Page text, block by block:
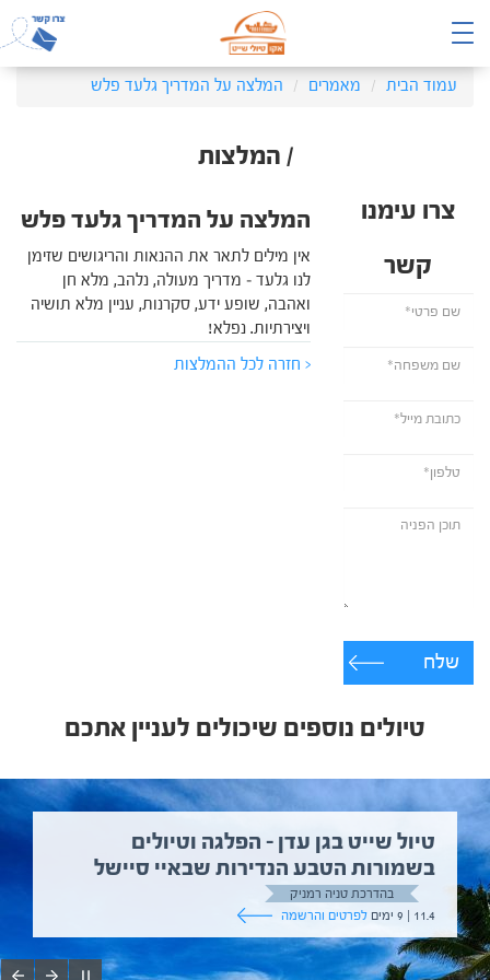
עמוד הבית מאמרים המלצה על המדריך גלעד פלש
/ המלצות
צרו עימנו
קשר
שלח
המלצה על המדריך גלעד פלש
אין מילים לתאר את ההנאות והריגושים שזימן
לנו גלעד – מדריך מעולה, נלהב, מלא חן
ואהבה, שופע ידע, סקרנות, עניין מלא תושיה
ויצירתיות. נפלא!
< חזרה לכל ההמלצות
טיולים נוספים שיכולים לעניין אתכם
טיול שייט בגן עדן – הפלגה וטיולים
בשמורות הטבע הנדירות שבאיי סיישל
בהדרכת טניה רמניק
11.4 | 9 ימים
לפרטים והרשמה